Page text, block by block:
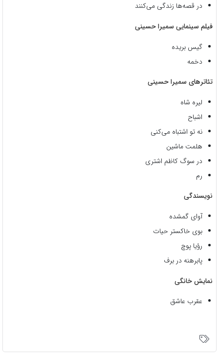
در قصه‌ها زندگی می‌کنند
فیلم سینمایی سمیرا حسینی
گیس بریده
دخمه
تئاترهای سمیرا حسینی
لیره شاه
اشباح
نه تو اشتباه می‌کنی
هلمت ماشین
در سوگ کاظم اشتری
رم
نویسندگی
آوای گمشده
بوی خاکستر حیات
رؤیا پوچ
پابرهنه در برف
نمایش خانگی
عقرب عاشق